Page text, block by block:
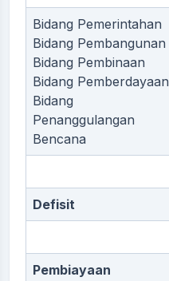
Bidang Pemerintahan
Bidang Pembangunan
Bidang Pembinaan
Bidang Pemberdayaan
Bidang
Penanggulangan
Bencana
Defisit
Pembiayaan